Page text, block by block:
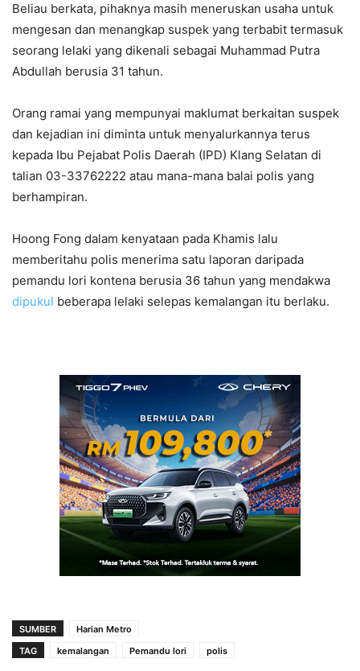
Beliau berkata, pihaknya masih meneruskan usaha untuk
mengesan dan menangkap suspek yang terbabit termasuk
seorang lelaki yang dikenali sebagai Muhammad Putra
Abdullah berusia 31 tahun.
Orang ramai yang mempunyai maklumat berkaitan suspek
dan kejadian ini diminta untuk menyalurkannya terus
kepada Ibu Pejabat Polis Daerah (IPD) Klang Selatan di
talian 03-33762222 atau mana-mana balai polis yang
berhampiran.
Hoong Fong dalam kenyataan pada Khamis lalu
memberitahu polis menerima satu laporan daripada
pemandu lori kontena berusia 36 tahun yang mendakwa
dipukul beberapa lelaki selepas kemalangan itu berlaku.
SUMBER
Harian Metro
TAG
kemalangan Pemandu lori polis